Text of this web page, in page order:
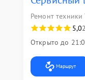
Ремонт
5,0
Открыто до
Маршрут